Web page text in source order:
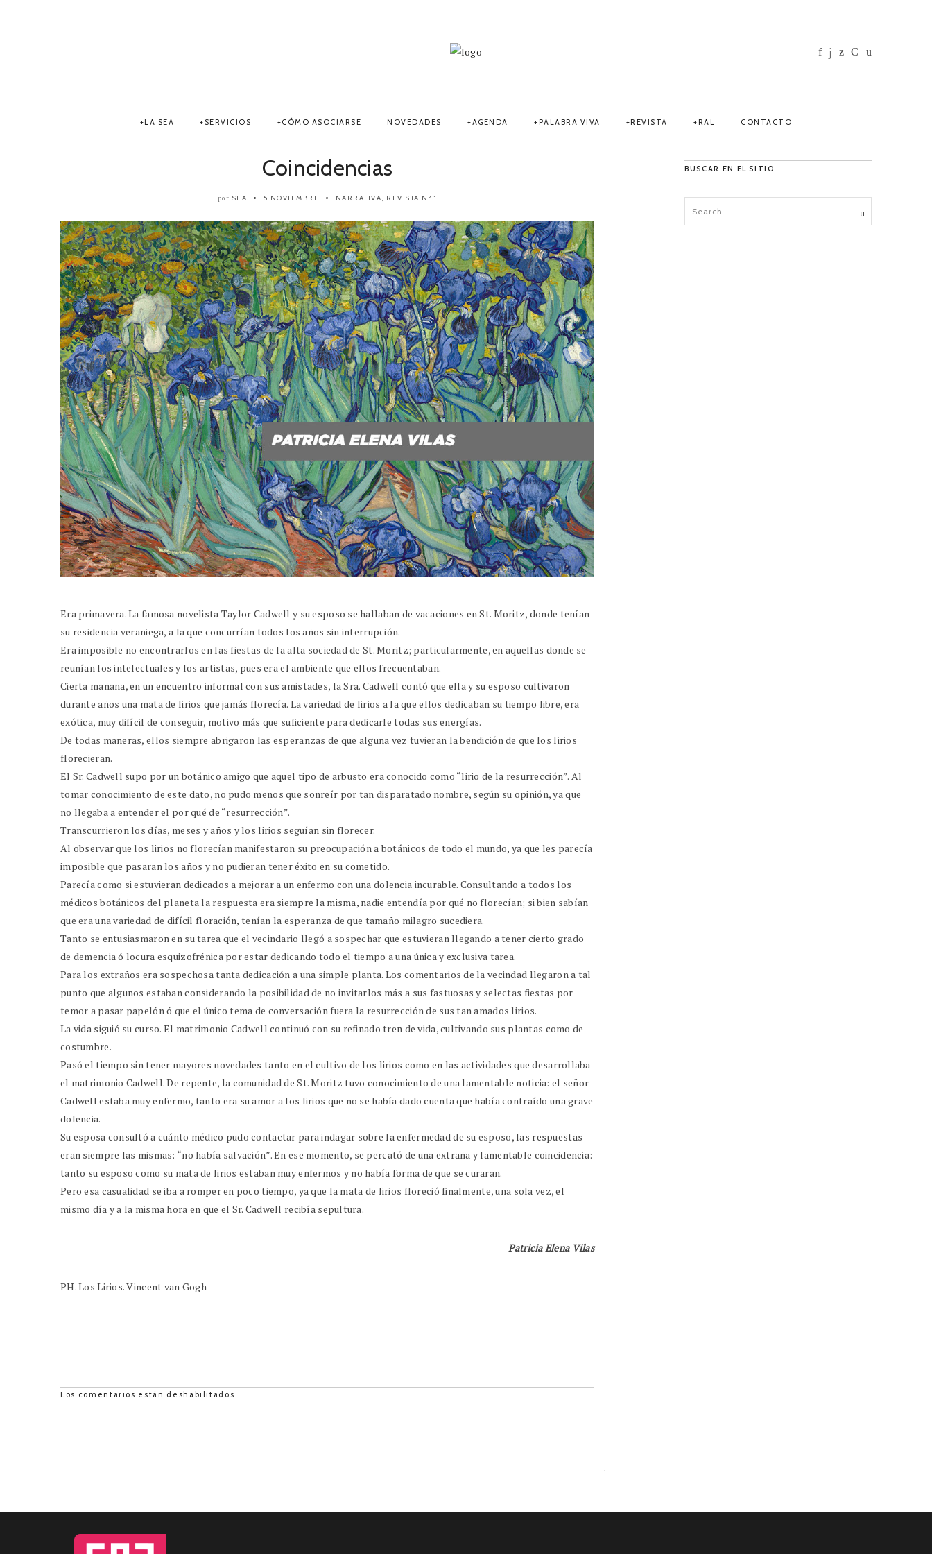
LA SEA SERVICIOS CÓMO ASOCIARSE NOVEDADES AGENDA PALABRA VIVA REVISTA RAL CONTACTO
Coincidencias
por SEA 5 NOVIEMBRE NARRATIVA, REVISTA Nº 1
Era primavera. La famosa novelista Taylor Cadwell y su esposo se hallaban de vacaciones en St. Moritz, donde tenían
su residencia veraniega, a la que concurrían todos los años sin interrupción.
Era imposible no encontrarlos en las fiestas de la alta sociedad de St. Moritz; particularmente, en aquellas donde se
reunían los intelectuales y los artistas, pues era el ambiente que ellos frecuentaban.
Cierta mañana, en un encuentro informal con sus amistades, la Sra. Cadwell contó que ella y su esposo cultivaron
durante años una mata de lirios que jamás florecía. La variedad de lirios a la que ellos dedicaban su tiempo libre, era
exótica, muy difícil de conseguir, motivo más que suficiente para dedicarle todas sus energías.
De todas maneras, ellos siempre abrigaron las esperanzas de que alguna vez tuvieran la bendición de que los lirios
florecieran.
El Sr. Cadwell supo por un botánico amigo que aquel tipo de arbusto era conocido como “lirio de la resurrección”. Al
tomar conocimiento de este dato, no pudo menos que sonreír por tan disparatado nombre, según su opinión, ya que
no llegaba a entender el por qué de “resurrección”.
Transcurrieron los días, meses y años y los lirios seguían sin florecer.
Al observar que los lirios no florecían manifestaron su preocupación a botánicos de todo el mundo, ya que les parecía
imposible que pasaran los años y no pudieran tener éxito en su cometido.
Parecía como si estuvieran dedicados a mejorar a un enfermo con una dolencia incurable. Consultando a todos los
médicos botánicos del planeta la respuesta era siempre la misma, nadie entendía por qué no florecían; si bien sabían
que era una variedad de difícil floración, tenían la esperanza de que tamaño milagro sucediera.
Tanto se entusiasmaron en su tarea que el vecindario llegó a sospechar que estuvieran llegando a tener cierto grado
de demencia ó locura esquizofrénica por estar dedicando todo el tiempo a una única y exclusiva tarea.
Para los extraños era sospechosa tanta dedicación a una simple planta. Los comentarios de la vecindad llegaron a tal
punto que algunos estaban considerando la posibilidad de no invitarlos más a sus fastuosas y selectas fiestas por
temor a pasar papelón ó que el único tema de conversación fuera la resurrección de sus tan amados lirios.
La vida siguió su curso. El matrimonio Cadwell continuó con su refinado tren de vida, cultivando sus plantas como de
costumbre.
Pasó el tiempo sin tener mayores novedades tanto en el cultivo de los lirios como en las actividades que desarrollaba
el matrimonio Cadwell. De repente, la comunidad de St. Moritz tuvo conocimiento de una lamentable noticia: el señor
Cadwell estaba muy enfermo, tanto era su amor a los lirios que no se había dado cuenta que había contraído una grave
dolencia.
Su esposa consultó a cuánto médico pudo contactar para indagar sobre la enfermedad de su esposo, las respuestas
eran siempre las mismas: “no había salvación”. En ese momento, se percató de una extraña y lamentable coincidencia:
tanto su esposo como su mata de lirios estaban muy enfermos y no había forma de que se curaran.
Pero esa casualidad se iba a romper en poco tiempo, ya que la mata de lirios floreció finalmente, una sola vez, el
mismo día y a la misma hora en que el Sr. Cadwell recibía sepultura.
Patricia Elena Vilas
PH. Los Lirios. Vincent van Gogh
Los comentarios están deshabilitados
BUSCAR EN EL SITIO